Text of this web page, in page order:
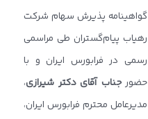
گواهینامه پذیرش سهام شرکت
رهیاب پیام‌گستران طی مراسمی
رسمی در فرابورس ایران و با
حضورجناب آقای دکتر شیرازی،
مدیرعامل محترم فرابورس ایران،